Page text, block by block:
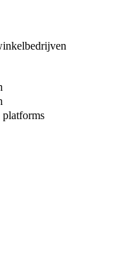
platforms